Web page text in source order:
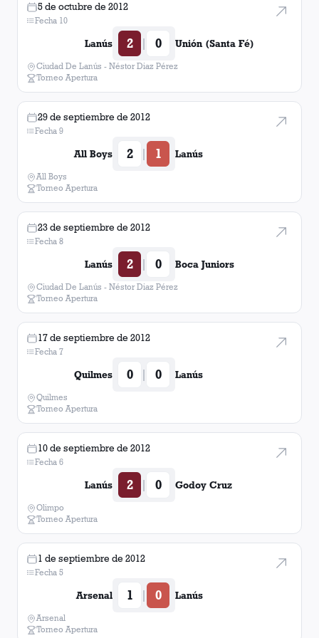
5 de octubre de 2012
Fecha 10
Lanús 2 | 0 Unión (Santa Fé)
Ciudad De Lanús - Néstor Diaz Pérez
Torneo Apertura
29 de septiembre de 2012
Fecha 9
All Boys 2 | 1 Lanús
All Boys
Torneo Apertura
23 de septiembre de 2012
Fecha 8
Lanús 2 | 0 Boca Juniors
Ciudad De Lanús - Néstor Diaz Pérez
Torneo Apertura
17 de septiembre de 2012
Fecha 7
Quilmes 0 | 0 Lanús
Quilmes
Torneo Apertura
10 de septiembre de 2012
Fecha 6
Lanús 2 | 0 Godoy Cruz
Olimpo
Torneo Apertura
1 de septiembre de 2012
Fecha 5
Arsenal 1 | 0 Lanús
Arsenal
Torneo Apertura